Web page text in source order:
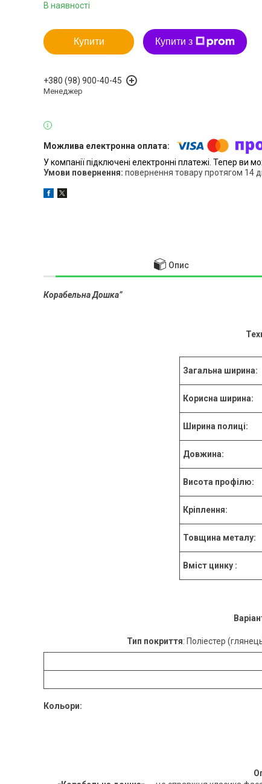
В наявності
Купити Купити з
+380 (98) 900-40-45
Менеджер
У компанії підключені електронні платежі. Тепер ви
повернення товару протягом 14
Опис
Корабельна Дошка”
Загальна ширина:
Корисна ширина:
Ширина полиці:
Довжина:
Висота профілю:
Кріплення:
Товщина
Вміст цинку :
Тип покриття: Поліестер
Кольори: